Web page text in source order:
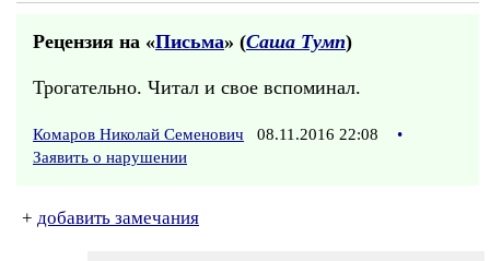
Рецензия на «Письма» (Саша Тумп)
Трогательно. Читал и свое вспоминал.
Комаров Николай Семенович 08.11.2016 22:08
•
Заявить о нарушении
+ добавить замечания